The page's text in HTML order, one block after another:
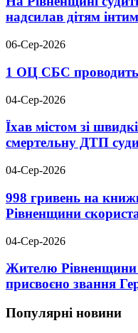
надсилав дітям
06-Сер-2026
1 ОЦ СБС
04-Сер-2026
Їхав містом зі
смертельну ДТП
04-Сер-2026
998 гривень на
Рівненщини
04-Сер-2026
Жителю
присвоєно звання
Популярні новини